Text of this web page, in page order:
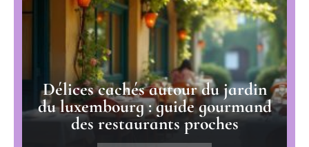
Délices cachés autour du jardin
du luxembourg : guide gourmand
des restaurants proches